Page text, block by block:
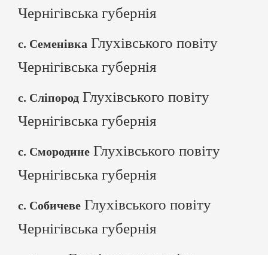
Чернігівська губернія
с. Семенівка Глухівського повіту
Чернігівська губернія
с. Сліпород Глухівського повіту
Чернігівська губернія
с. Смородине Глухівського повіту
Чернігівська губернія
с. Собичеве Глухівського повіту
Чернігівська губернія